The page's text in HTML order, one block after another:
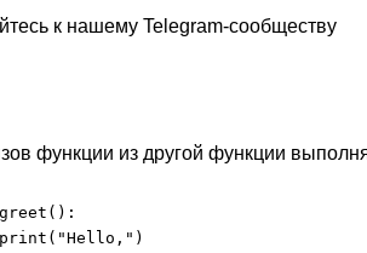
к нашему Telegram-сообществу
функции из другой функции